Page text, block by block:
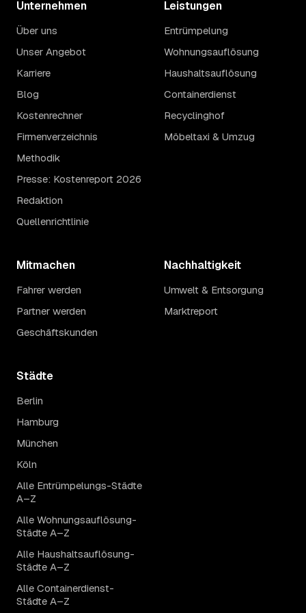
Unternehmen
Über uns
Unser Angebot
Karriere
Blog
Kostenrechner
Firmenverzeichnis
Methodik
Presse: Kostenreport 2026
Redaktion
Quellenrichtlinie
Leistungen
Entrümpelung
Wohnungsauflösung
Haushaltsauflösung
Containerdienst
Recyclinghof
Möbeltaxi & Umzug
Mitmachen
Fahrer werden
Partner werden
Geschäftskunden
Nachhaltigkeit
Umwelt & Entsorgung
Marktreport
Städte
Berlin
Hamburg
München
Köln
Alle Entrümpelungs-Städte
A–Z
Alle Wohnungsauflösung-
Städte A–Z
Alle Haushaltsauflösung-
Städte A–Z
Alle Containerdienst-
Städte A–Z